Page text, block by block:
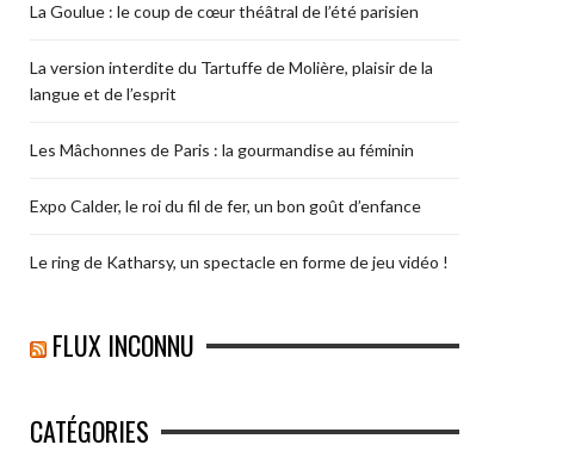
La Goulue : le coup de cœur théâtral de l’été parisien
La version interdite du Tartuffe de Molière, plaisir de la
langue et de l’esprit
Les Mâchonnes de Paris : la gourmandise au féminin
Expo Calder, le roi du fil de fer, un bon goût d’enfance
Le ring de Katharsy, un spectacle en forme de jeu vidéo !
FLUX INCONNU
CATÉGORIES